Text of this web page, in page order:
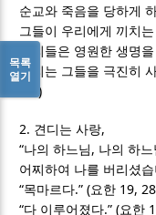
순교와 죽음을 당하게
그들이 우리에게 끼치
우리들은 영원한 생명
우리는 그들을 극진히
3-4)
2. 견디는 사랑,
“나의 하느님 , 나의 하느
어찌하여 나를 버리셨
“목마르다.” (요한 19,
“다 이루어졌다.” (요한
목록
열기